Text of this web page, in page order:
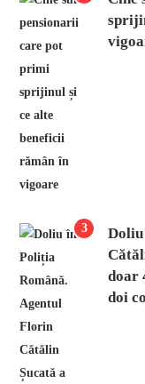
3
doar
doi